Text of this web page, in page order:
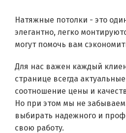
Натяжные потолки - это
элегантно, легко
могут помочь вам
Для нас важен каждый
странице всегда
соотношение цены и
Но при этом мы не
выбирать надежного и
свою работу.